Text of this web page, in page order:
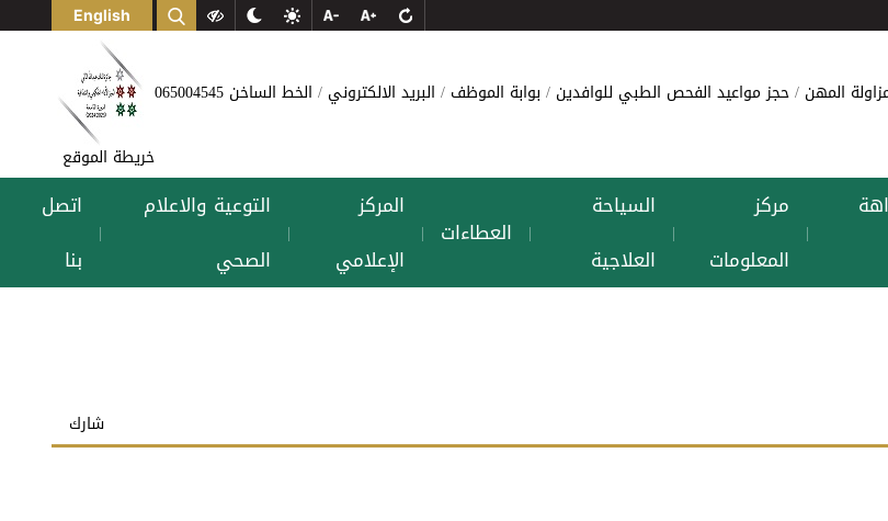
English
المهن حجز مواعيد الفحص الطبي للوافدين بوابة الموظف البريد الالكتروني الخط الساخن 065004545
خريطة الموقع
|
مركز
المعلومات
|
السياحة
العلاجية
| العطاءات |
المركز
الإعلامي
|
التوعية والاعلام
الصحي
|
اتصل
بنا
شارك